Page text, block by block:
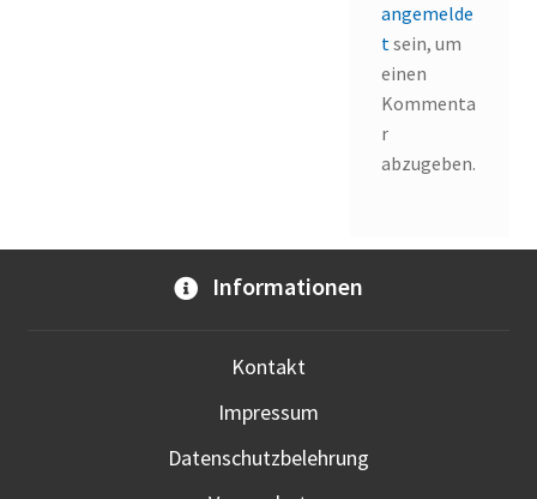
angemelde
tsein, um
einen
Kommenta
r
abzugeben.
Informationen
Kontakt
Impressum
Datenschutzbelehrung